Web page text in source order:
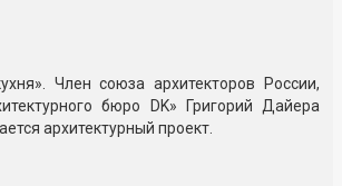
Член союза архитекторов России,
бюро DK» Григорий Дайера
архитектурный проект.